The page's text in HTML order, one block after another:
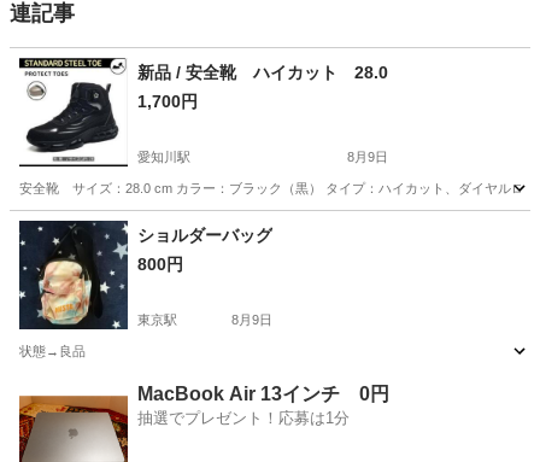
連記事
新品 / 安全靴 ハイカット 28.0
1,700円
愛知川駅 8月9日
安全靴 サイズ：28.0 cm カラー：ブラック（黒） タイプ：ハイカット、ダイヤルロ
滋賀 愛知郡 愛知川駅 靴
ショルダーバッグ
800円
東京駅 8月9日
状態→良品
東京駅 バッグ
MacBook Air 13インチ 0円
抽選でプレゼント！応募は1分